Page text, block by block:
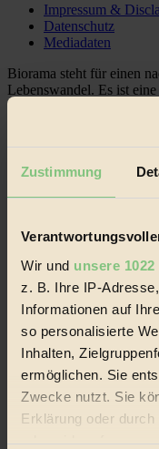
Zustimmung
Wir und unsere
z. B. Ihre IP-
Informationen auf
so personalisierte
Inhalten,
ermöglichen. Sie
Zwecke nutzt. Sie
Erklärung oder
oder widerrufen
Impressum &
Datenschutz
Mediadaten
Biorama steht für einen
Lebenswandel. Es ist
und Produkte, ein
Social Media
3.415 Follower auf
Themen
Bio
Nachhaltigkeit